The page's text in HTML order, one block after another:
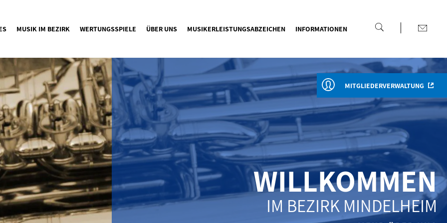
MUSIK IM BEZIRK WERTUNGSSPIELE ÜBER UNS MUSIKERLEISTUNGSABZEICHEN INFORMATIONEN
WILLKOMMEN
IM BEZIRK MINDELHEIM
MITGLIEDERVERWALTUNG